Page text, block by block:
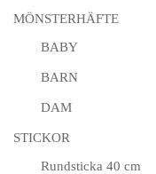
MÖNSTERHÄFTE
BABY
BARN
DAM
STICKOR
Rundsticka 40 cm